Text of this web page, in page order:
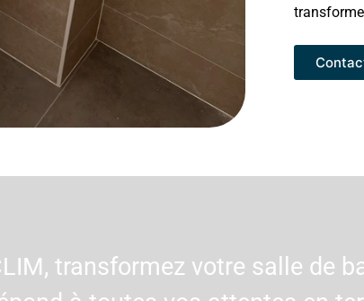
transformez votre salle de